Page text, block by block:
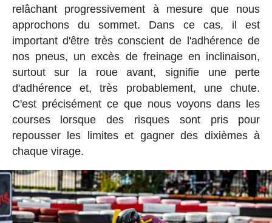
relâchant progressivement à mesure que nous
approchons du sommet. Dans ce cas, il est
important d'être très conscient de l'adhérence de
nos pneus, un excès de freinage en inclinaison,
surtout sur la roue avant, signifie une perte
d'adhérence et, très probablement, une chute.
C'est précisément ce que nous voyons dans les
courses lorsque des risques sont pris pour
repousser les limites et gagner des dixièmes à
chaque virage.